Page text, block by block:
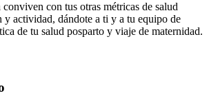
conviven con tus otras métricas de salud
y actividad, dándote a ti y a tu equipo de
de tu salud posparto y viaje de maternidad.